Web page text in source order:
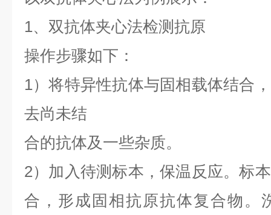
1、双抗体夹心法检测抗原
操作步骤如下：
1）将特异性抗体与固相载体结合
去尚未结
合的抗体及一些杂质。
2）加入待测标本，保温反应。标
合，形成固相抗原抗体复合物。